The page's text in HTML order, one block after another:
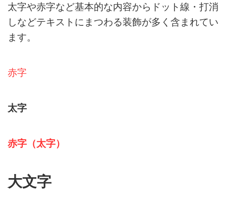
太字や赤字など基本的な内容からドット線・打消
しなどテキストにまつわる装飾が多く含まれてい
ます。
赤字
太字
赤字（太字）
大文字